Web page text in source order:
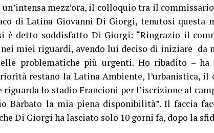
un’intensa mezz’ora, il colloquio tra il
di Latina Giovanni Di Giorgi, tenutosi questa
è detto soddisfatto Di Giorgi: “Ringrazio il
miei riguardi, avendo lui deciso di iniziare da
problematiche più urgenti. Ho ribadito – ha
restano la Latina Ambiente, l’urbanistica, il
riguarda lo stadio Francioni per l’iscrizione al
Barbato la mia piena disponibilità”. Il faccia
Di Giorgi ha lasciato solo 10 gorni fa, dopo la